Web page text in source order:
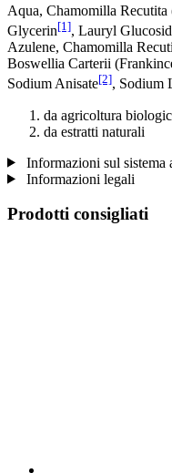
Aqua, Chamomilla
Glycerin[1], Lauryl
Azulene, Chamomilla
Boswellia Carterii
Sodium Anisate[2], Sodium
da agricoltura
da estratti naturali
Informazioni sul sistema
Informazioni legali
Prodotti consigliati